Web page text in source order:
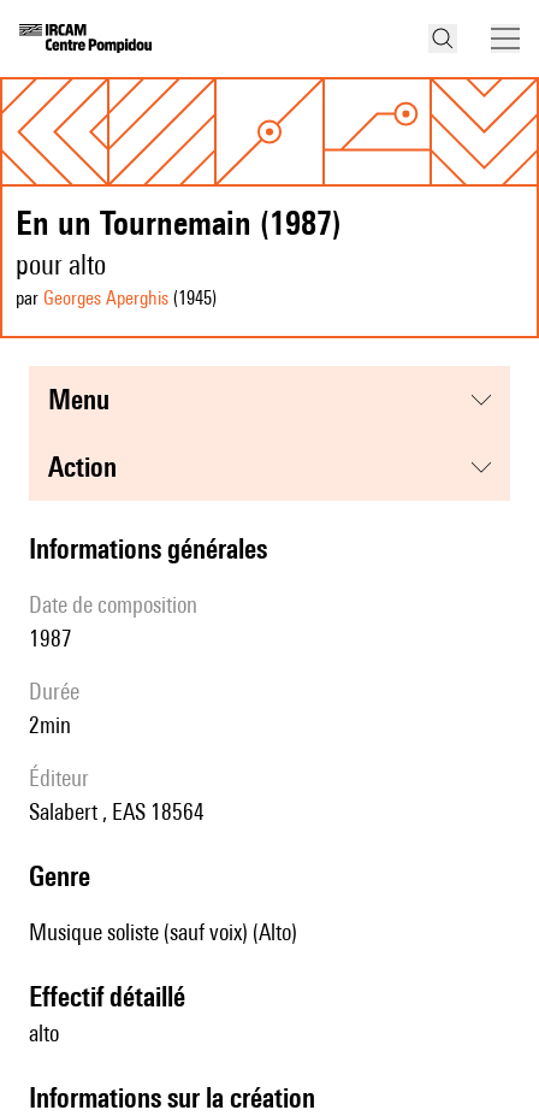
En un Tournemain (1987)
pour alto
par Georges Aperghis (1945)
menu
action
informations générales
date de composition
1987
durée
2min
éditeur
Salabert , EAS 18564
genre
Musique soliste (sauf voix) (Alto)
effectif détaillé
alto
informations sur la création